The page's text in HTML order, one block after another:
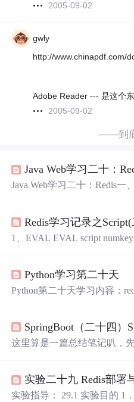
2005-09-02
gwly
http://www.chinapdf.com/
Adobe Reader --- 是这个
2005-09-02
——到
Java Web学习二十：
Java Web学习二十：Redis一
Redis学习记录之
1、EVAL EVAL script
脚本程序，它会被运行在
本不必(也不应该)定义为一个
Python学习第二十天
Python第二十天学习内容：
这里算是一篇总结笔记叭，
搭建哨兵模式集群，以及
完成。我没有多台服务器，
实验二十九 Redis部署
实验指导： 29.1 实验目的 1．熟悉了解CentOS系统； 2．